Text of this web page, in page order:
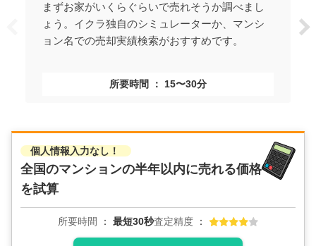
まずお家がいくらぐらいで売れそうか調べまし
ょう。イクラ独自のシミュレーターか、マンシ
ョン名での売却実績検索がおすすめです。
所要時間 15〜30分
個人情報入力なし！
全国のマンションの半年以内に売れる価格
を試算
所要時間 最短30秒査定精度